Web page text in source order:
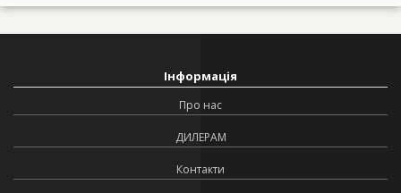
Інформація
Про нас
ДИЛЕРАМ
Контакти